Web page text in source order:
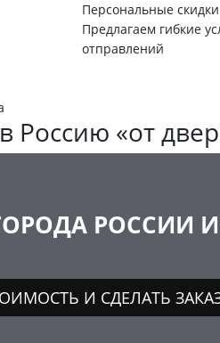
Персональные скидки
Предлагаем гибкие
отправлений
Россию «от
РОССИИ
И СДЕЛАТЬ